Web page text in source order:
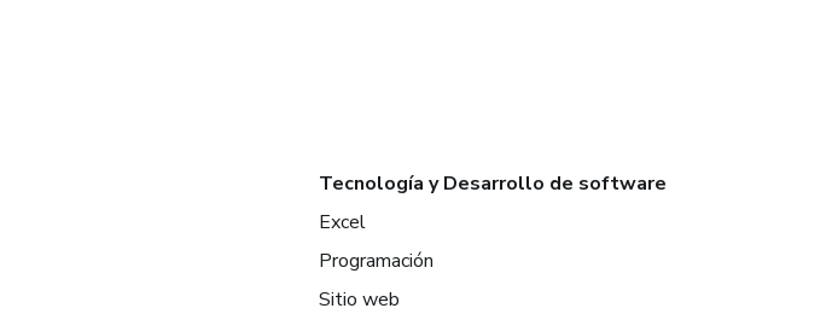
Tecnología y Desarrollo de software
Excel
Programación
Sitio web